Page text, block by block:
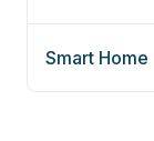
Smart Home